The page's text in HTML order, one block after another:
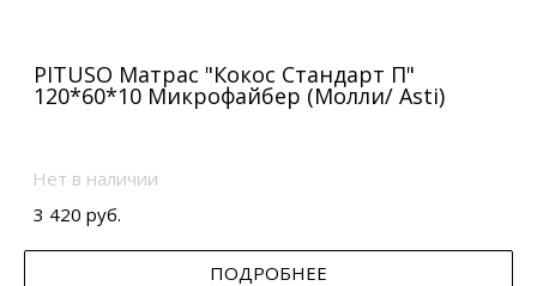
PITUSO Матрас "Кокос Стандарт П"
120*60*10 Микрофайбер (Молли/ Asti)
Нет в наличии
3 420 руб.
ПОДРОБНЕЕ